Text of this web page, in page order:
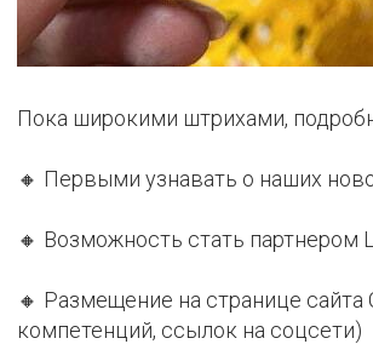
Пока широкими штрихами,
🔸 Первыми узнавать о наших
🔸 Возможность стать
🔸 Размещение на странице
компетенций, ссылок на соцсети)